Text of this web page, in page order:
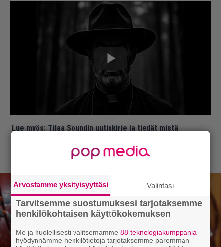
Lue myös: Tilaa Soundin uutiskirje ja tiedät mistä
uutiset ja puheenaiheet suoraan sähköpostiin tästä.
Arvostamme yksityisyyttäsi Valintasi
Tarvitsemme suostumuksesi tarjotaksemme
henkilökohtaisen käyttökokemuksen
Me ja huolellisesti valitsemamme88 teknologiakumppania
hyödynnämme henkilötietoja tarjotaksemme paremman